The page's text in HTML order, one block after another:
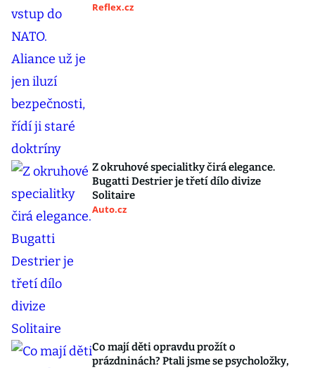
Reflex.cz
Z okruhové specialitky čirá elegance.
Bugatti Destrier je třetí dílo divize
Solitaire
Auto.cz
Co mají děti opravdu prožít o
prázdninách? Ptali jsme se psycholožky,